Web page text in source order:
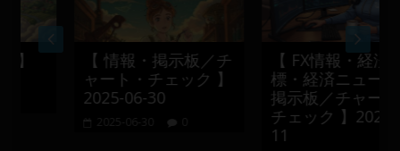
【 情報・掲示板／チ
ャート・チェック 】
2025-06-30
2025-06-30
【 FX情報・経済指
標・経済ニュース・
掲示板／チャート・
チェック 】2025-11-